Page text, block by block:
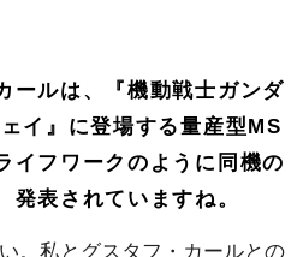
ルは、『機動戦士ガンダ
イ』に登場する量産型MS
イフワークのように同機の
発表されていますね。
。私とグスタフ・カールとの